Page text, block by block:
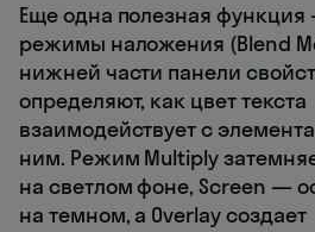
Еще одна полезная
режимы наложения (Blend
нижней части панели
определяют, как цвет текста
взаимодействует с
ним. Режим Multiply
на светлом фоне, Screen —
на темном, а Overlay создает